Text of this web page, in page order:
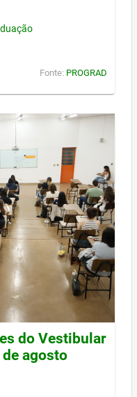
Fonte: PROGRAD
do Vestibular
agosto